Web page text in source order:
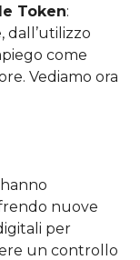
Token:
dall’utilizzo
come
Vediamo ora
hanno
nuove
per
un controllo